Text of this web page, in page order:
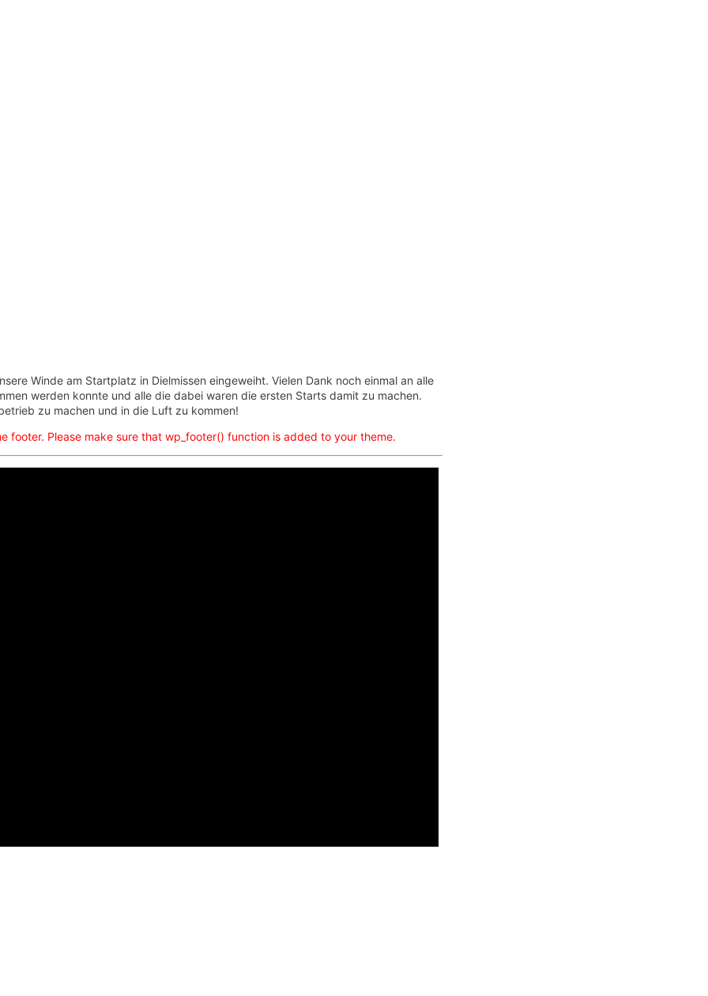
Winde am Startplatz in Dielmissen eingeweiht. Vielen Dank noch einmal an alle
werden konnte und alle die dabei waren die ersten Starts damit zu machen.
zu machen und in die Luft zu kommen!
footer. Please make sure that wp_footer() function is added to your theme.